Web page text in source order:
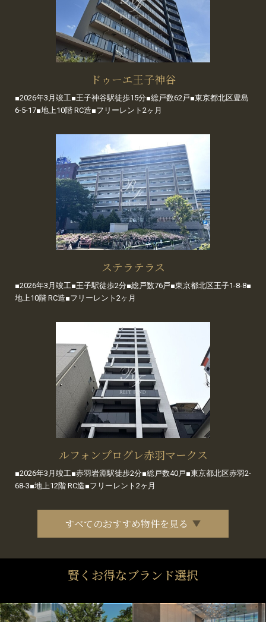
ドゥーエ王子神谷
■2026年3月竣工■王子神谷駅徒歩15分■総戸数62戸■東京都北区豊島
6-5-17■地上10階 RC造■フリーレント2ヶ月
ステラテラス
■2026年3月竣工■王子駅徒歩2分■総戸数76戸■東京都北区王子1-8-8■
地上10階 RC造■フリーレント2ヶ月
ルフォンプログレ赤羽マークス
■2026年3月竣工■赤羽岩淵駅徒歩2分■総戸数40戸■東京都北区赤羽2-
68-3■地上12階 RC造■フリーレント2ヶ月
すべてのおすすめ物件を見る
賢くお得なブランド選択